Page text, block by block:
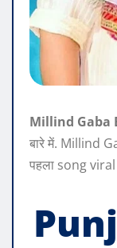
Millind Gaba
बारे में. Millind
पहला song viral